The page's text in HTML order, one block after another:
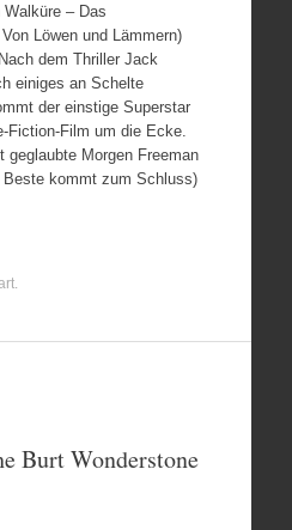
– Das
Löwen und Lämmern)
dem Thriller Jack
einiges an Schelte
der einstige Superstar
Fiction-Film um die Ecke.
geglaubte Morgen Freeman
kommt zum Schluss)
.
Burt Wonderstone